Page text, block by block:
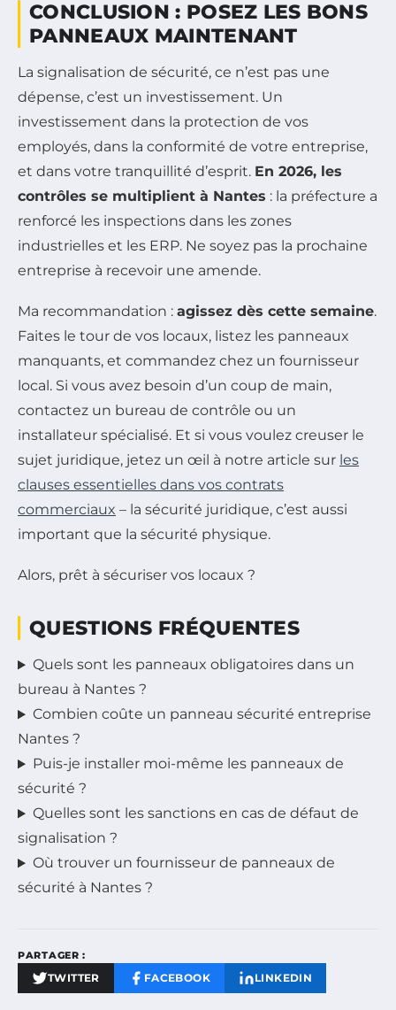
CONCLUSION : POSEZ LES BONS
PANNEAUX MAINTENANT
La signalisation de sécurité, ce n’est pas une
dépense, c’est un investissement. Un
investissement dans la protection de vos
employés, dans la conformité de votre entreprise,
et dans votre tranquillité d’esprit. En 2026, les
contrôles se multiplient à Nantes : la préfecture a
renforcé les inspections dans les zones
industrielles et les ERP. Ne soyez pas la prochaine
entreprise à recevoir une amende.
Ma recommandation : agissez dès cette semaine.
Faites le tour de vos locaux, listez les panneaux
manquants, et commandez chez un fournisseur
local. Si vous avez besoin d’un coup de main,
contactez un bureau de contrôle ou un
installateur spécialisé. Et si vous voulez creuser le
sujet juridique, jetez un œil à notre article sur les
clauses essentielles dans vos contrats
commerciaux – la sécurité juridique, c’est aussi
important que la sécurité physique.
Alors, prêt à sécuriser vos locaux ?
QUESTIONS FRÉQUENTES
Quels sont les panneaux obligatoires dans un
bureau à Nantes ?
Combien coûte un panneau sécurité entreprise
Nantes ?
Puis-je installer moi-même les panneaux de
sécurité ?
Quelles sont les sanctions en cas de défaut de
signalisation ?
Où trouver un fournisseur de panneaux de
sécurité à Nantes ?
PARTAGER :
TWITTER FACEBOOK LINKEDIN